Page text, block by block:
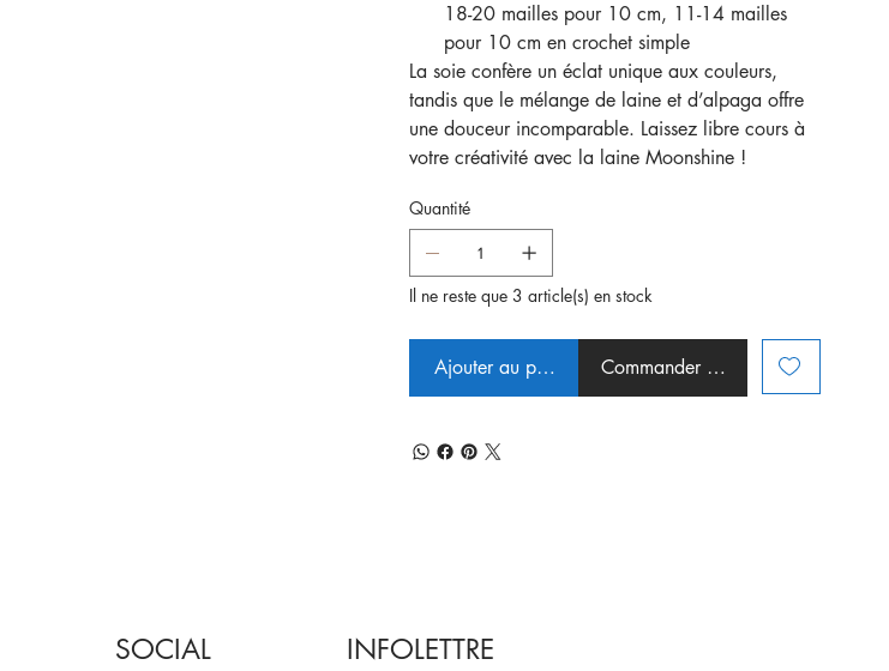
18-20 mailles pour 10 cm, 11-14 mailles
pour 10 cm en crochet simple
La soie confère un éclat unique aux couleurs,
tandis que le mélange de laine et d’alpaga offre
une douceur incomparable. Laissez libre cours à
votre créativité avec la laine Moonshine !
Quantité
Il ne reste que 3 article(s) en stock
Ajouter au panier Commander et payer
SOCIAL INFOLETTRE